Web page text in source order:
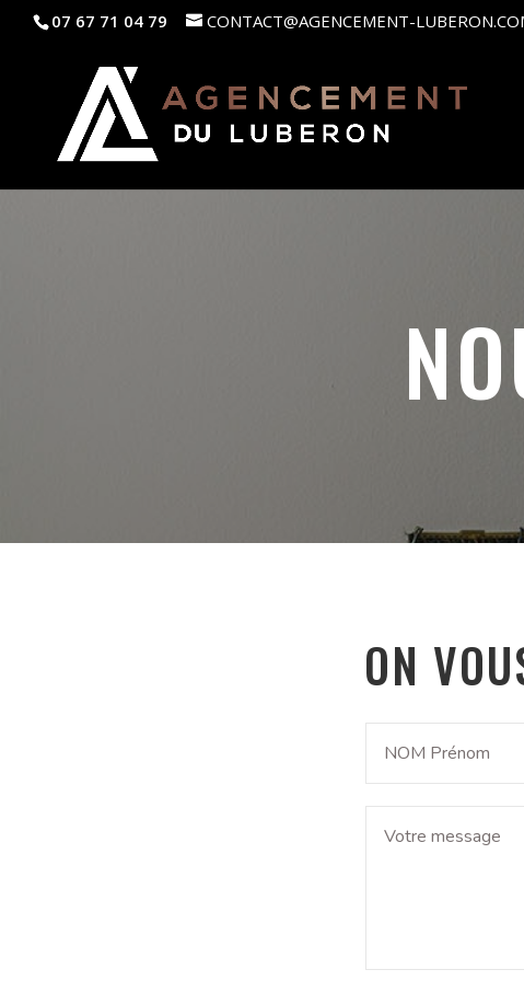
07 67 71 04 79 CONTACT@AGENCEMENT-
ON